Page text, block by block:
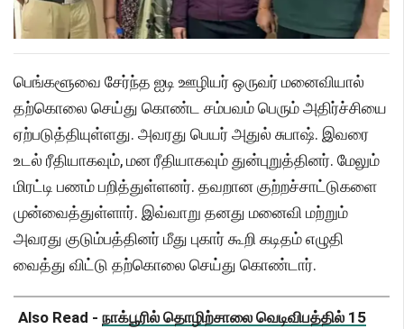
பெங்களூவை சேர்ந்த ஐடி ஊழியர் ஒருவர் மனைவியால்
தற்கொலை செய்து கொண்ட சம்பவம் பெரும் அதிர்ச்சியை
ஏற்படுத்தியுள்ளது. அவரது பெயர் அதுல் சுபாஷ். இவரை
உடல் ரீதியாகவும், மன ரீதியாகவும் துன்புறுத்தினர். மேலும்
மிரட்டி பணம் பறித்துள்ளனர். தவறான குற்றச்சாட்டுகளை
முன்வைத்துள்ளார். இவ்வாறு தனது மனைவி மற்றும்
அவரது குடும்பத்தினர் மீது புகார் கூறி கடிதம் எழுதி
வைத்து விட்டு தற்கொலை செய்து கொண்டார்.
Also Read - நாக்பூரில் தொழிற்சாலை வெடிவிபத்தில் 15